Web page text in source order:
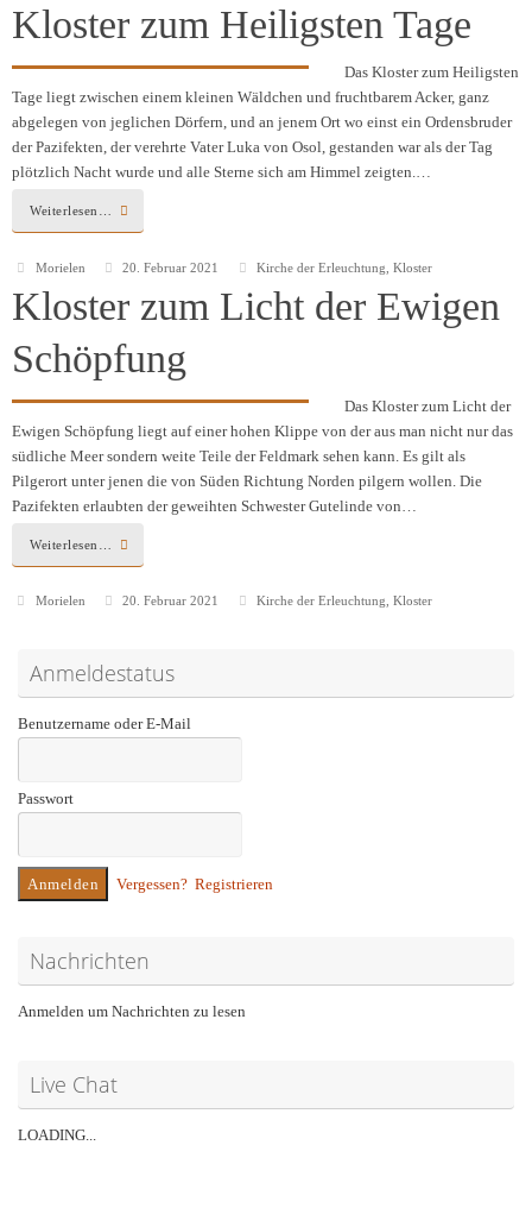
Kloster zum Heiligsten Tage
Das Kloster zum Heiligsten
Tage liegt zwischen einem kleinen Wäldchen und fruchtbarem Acker, ganz
abgelegen von jeglichen Dörfern, und an jenem Ort wo einst ein Ordensbruder
der Pazifekten, der verehrte Vater Luka von Osol, gestanden war als der Tag
plötzlich Nacht wurde und alle Sterne sich am Himmel zeigten.…
Weiterlesen…
Morielen 20. Februar 2021 Kirche der Erleuchtung Kloster
Kloster zum Licht der Ewigen
Schöpfung
Das Kloster zum Licht der
Ewigen Schöpfung liegt auf einer hohen Klippe von der aus man nicht nur das
südliche Meer sondern weite Teile der Feldmark sehen kann. Es gilt als
Pilgerort unter jenen die von Süden Richtung Norden pilgern wollen. Die
Pazifekten erlaubten der geweihten Schwester Gutelinde von…
Weiterlesen…
Morielen 20. Februar 2021 Kirche der Erleuchtung Kloster
Anmeldestatus
Benutzername oder E-Mail
Passwort
Vergessen? Registrieren
Nachrichten
Anmelden um Nachrichten zu lesen
Live Chat
LOADING...